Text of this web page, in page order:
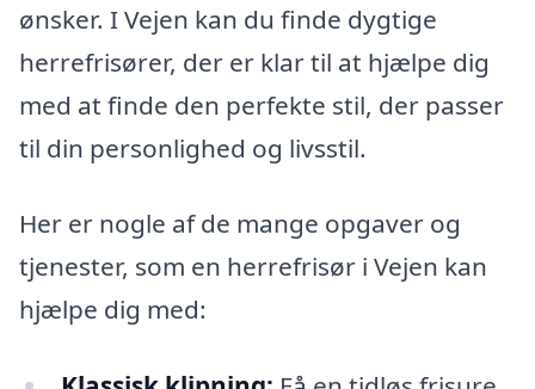
ønsker. I Vejen kan du finde dygtige
herrefrisører, der er klar til at hjælpe dig
med at finde den perfekte stil, der passer
til din personlighed og livsstil.
Her er nogle af de mange opgaver og
tjenester, som en herrefrisør i Vejen kan
hjælpe dig med: